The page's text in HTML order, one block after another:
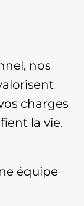
nos
charges
la vie.
équipe